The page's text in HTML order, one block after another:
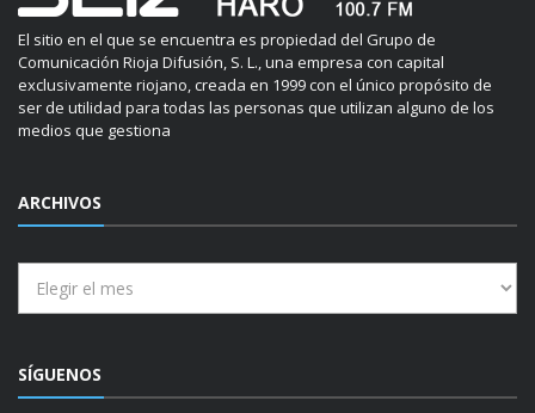
El sitio en el que se encuentra es propiedad del Grupo de
Comunicación Rioja Difusión, S. L., una empresa con capital
exclusivamente riojano, creada en 1999 con el único propósito de
ser de utilidad para todas las personas que utilizan alguno de los
medios que gestiona
ARCHIVOS
SÍGUENOS